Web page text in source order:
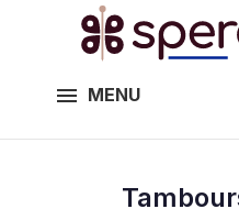
MENU